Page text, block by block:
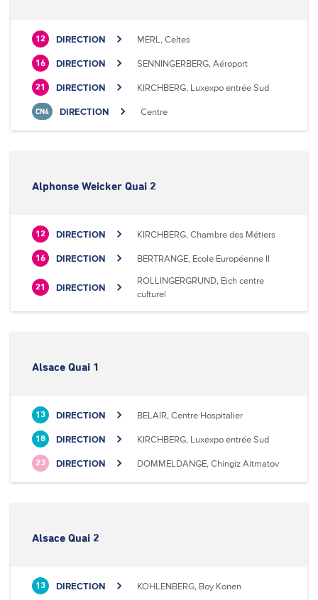
12 DIRECTION MERL, Celtes
16 DIRECTION SENNINGERBERG, Aéroport
21 DIRECTION KIRCHBERG, Luxexpo entrée Sud
CN4 DIRECTION Centre
Alphonse Weicker Quai 2
12 DIRECTION KIRCHBERG, Chambre des Métiers
16 DIRECTION BERTRANGE, Ecole Européenne II
21 DIRECTION
ROLLINGERGRUND, Eich centre
culturel
Alsace Quai 1
13 DIRECTION BELAIR, Centre Hospitalier
18 DIRECTION KIRCHBERG, Luxexpo entrée Sud
23 DIRECTION DOMMELDANGE, Chingiz Aitmatov
Alsace Quai 2
13 DIRECTION KOHLENBERG, Boy Konen